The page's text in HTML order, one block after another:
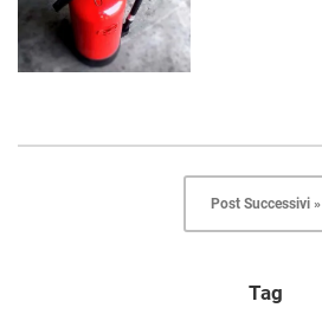
Post Successivi »
Tag